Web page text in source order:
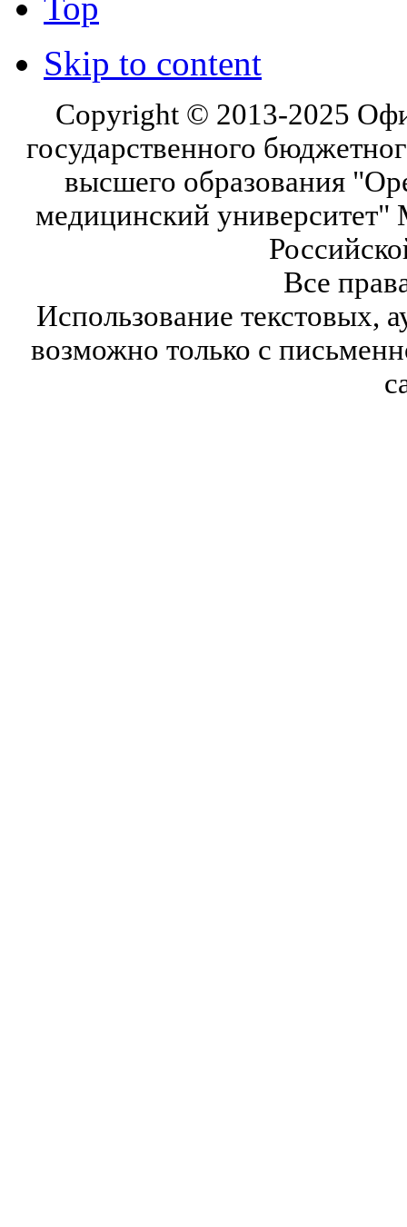
Top
Skip to content
Copyright © 2013-2025
государственного
высшего образования
медицинский университет"
Все
Использование текстовых,
возможно только с